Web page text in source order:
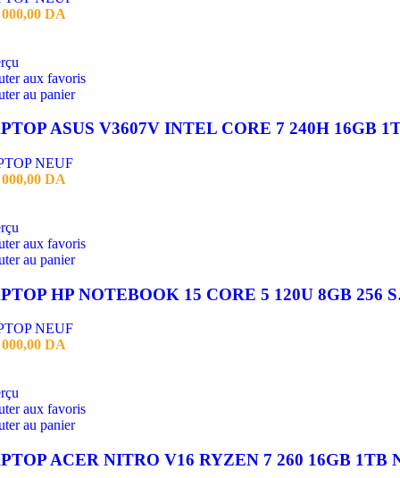
DA
aux favoris
au panier
NEUF
DA
aux favoris
au panier
NEUF
DA
aux favoris
au panier